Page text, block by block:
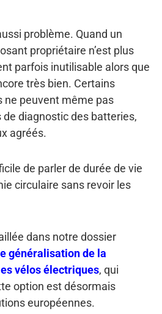
problème. Quand un
propriétaire n’est plus
parfois inutilisable alors que
très bien. Certains
ne peuvent même pas
diagnostic des batteries,
agréés.
de parler de durée de vie
circulaire sans revoir les
dans notre dossier
généralisation de la
vélos électriques, qui
option est désormais
européennes.